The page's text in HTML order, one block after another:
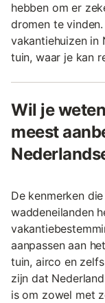
hebben om er
dromen te
vakantiehuizen in
tuin, waar je kan
Wil je
meest
De kenmerken
waddeneilanden
aanpassen aan
tuin, airco en
zijn dat
is om zowel met